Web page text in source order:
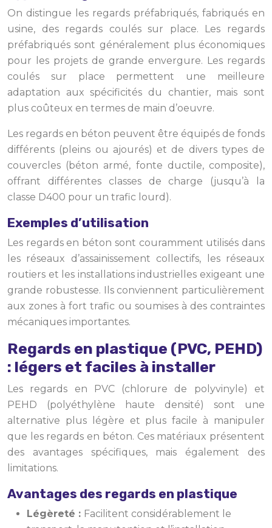
On distingue les regards préfabriqués, fabriqués en
usine, des regards coulés sur place. Les regards
préfabriqués sont généralement plus économiques
pour les projets de grande envergure. Les regards
coulés sur place permettent une meilleure
adaptation aux spécificités du chantier, mais sont
plus coûteux en termes de main d’oeuvre.
Les regards en béton peuvent être équipés de fonds
différents (pleins ou ajourés) et de divers types de
couvercles (béton armé, fonte ductile, composite),
offrant différentes classes de charge (jusqu’à la
classe D400 pour un trafic lourd).
Exemples d’utilisation
Les regards en béton sont couramment utilisés dans
les réseaux d’assainissement collectifs, les réseaux
routiers et les installations industrielles exigeant une
grande robustesse. Ils conviennent particulièrement
aux zones à fort trafic ou soumises à des contraintes
mécaniques importantes.
Regards en plastique (PVC, PEHD)
: légers et faciles à installer
Les regards en PVC (chlorure de polyvinyle) et
PEHD (polyéthylène haute densité) sont une
alternative plus légère et plus facile à manipuler
que les regards en béton. Ces matériaux présentent
des avantages spécifiques, mais également des
limitations.
Avantages des regards en plastique
Légèreté : Facilitent considérablement le